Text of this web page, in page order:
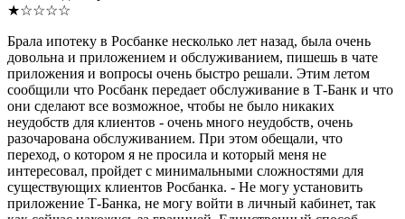
★☆☆☆☆
Брала ипотеку в Росбанке несколько лет назад, была очень
довольна и приложением и обслуживанием, пишешь в чате
приложения и вопросы очень быстро решали. Этим летом
сообщили что Росбанк передает обслуживание в Т-Банк и что
они сделают все возможное, чтобы не было никаких
неудобств для клиентов - очень много неудобств, очень
разочарована обслуживанием. При этом обещали, что
переход, о котором я не просила и который меня не
интересовал, пройдет с минимальными сложностями для
существующих клиентов Росбанка. - Не могу установить
приложение Т-Банка, не могу войти в личный кабинет, так